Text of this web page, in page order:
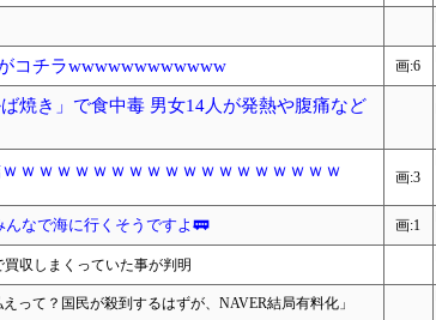
コチラwwwwwwwwwwww 画:6
焼き」で食中毒 男女14人が発熱や腹痛など
ｗｗｗｗｗｗｗｗｗｗｗｗｗｗｗｗｗｗ 画:3
なで海に行くそうですよ🚃 画:1
収しまくっていた事が判明
って？国民が殺到するはずが、NAVER結局有料化」